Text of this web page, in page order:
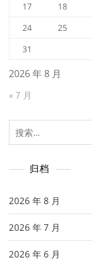
2026 年 8 月
17
18
24
25
31
« 7 月
搜
索：
归档
2026 年 8 月
2026 年 7 月
2026 年 6 月